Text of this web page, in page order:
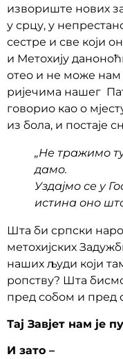
извориште нових
у срцу, у
сестре и све који
и Метохију
отео и не може нам
ријечима нашег
говорио као о
из бола, и постаје
„Не тражимо
дамо.
Уздајмо се у
истина оно што
Шта би српски
метохијских
наших људи који
ропству? Шта
пред собом и пред
Тај Завјет нам је
И зато –